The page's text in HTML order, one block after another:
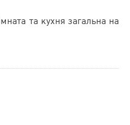
та кухня загальна на